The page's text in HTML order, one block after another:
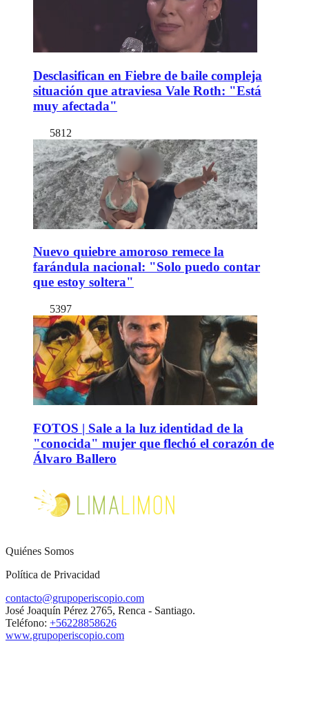
Desclasifican en Fiebre de baile compleja
situación que atraviesa Vale Roth: "Está
muy afectada"
5812
Nuevo quiebre amoroso remece la
farándula nacional: "Solo puedo contar
que estoy soltera"
5397
FOTOS | Sale a la luz identidad de la
"conocida" mujer que flechó el corazón de
Álvaro Ballero
Quiénes Somos
Política de Privacidad
contacto@grupoperiscopio.com
José Joaquín Pérez 2765, Renca - Santiago.
Teléfono: +56228858626
www.grupoperiscopio.com